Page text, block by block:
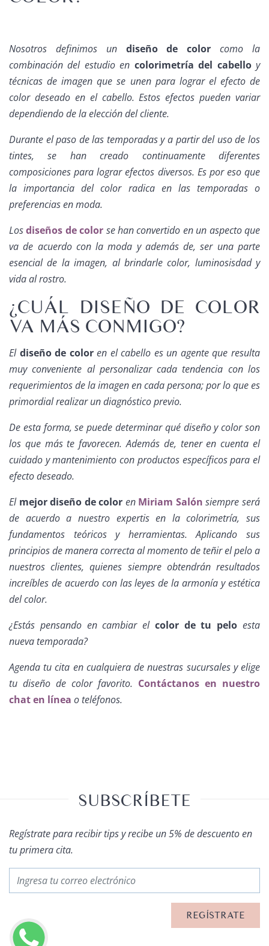
Nosotros definimos un diseño de color como la
combinación del estudio en colorimetría del cabelloy
técnicas de imagen que se unen para lograr el efecto de
color deseado en el cabello. Estos efectos pueden variar
dependiendo de la elección del cliente.
Durante el paso de las temporadas y a partir del uso de los
tintes, se han creado continuamente diferentes
composiciones para lograr efectos diversos. Es por eso que
la importancia del color radica en las temporadas o
preferencias en moda.
Losdiseños de color se han convertido en un aspecto que
va de acuerdo con la moda y además de, ser una parte
esencial de la imagen, al brindarle color, luminosisdad y
vida al rostro.
¿CUÁL DISEÑO DE COLOR
VA MÁS CONMIGO?
El diseño de coloren el cabello es un agente que resulta
muy conveniente al personalizar cada tendencia con los
requerimientos de la imagen en cada persona; por lo que es
primordial realizar un diagnóstico previo.
De esta forma, se puede determinar qué diseño y color son
los que más te favorecen. Además de, tener en cuenta el
cuidado y mantenimiento con productos específicos para el
efecto deseado.
El mejor diseño de color en Miriam Salón siempre será
de acuerdo a nuestro expertis en la colorimetría, sus
fundamentos teóricos y herramientas. Aplicando sus
principios de manera correcta al momento de teñir el pelo a
nuestros clientes, quienes siempre obtendrán resultados
increíbles de acuerdo con las leyes de la armonía y estética
del color.
¿Estás pensando en cambiar el color de tu pelo esta
nueva temporada?
Agenda tu cita en cualquiera de nuestras sucursales y elige
tu diseño de color favorito. Contáctanos en nuestro
chat en línea o teléfonos.
SUBSCRÍBETE
Regístrate para recibir tips y recibe un 5% de descuento en
tu primera cita.